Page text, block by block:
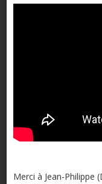
Merci à Jean-Philippe